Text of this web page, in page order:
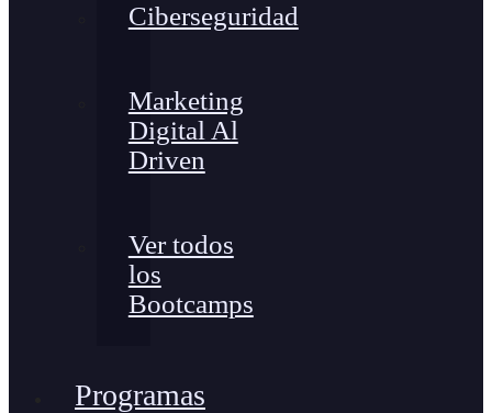
Ciberseguridad
Marketing
Digital Al
Driven
Ver todos
los
Bootcamps
Programas